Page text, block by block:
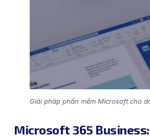
Giải pháp phần mềm Microsoft cho
Microsoft 365